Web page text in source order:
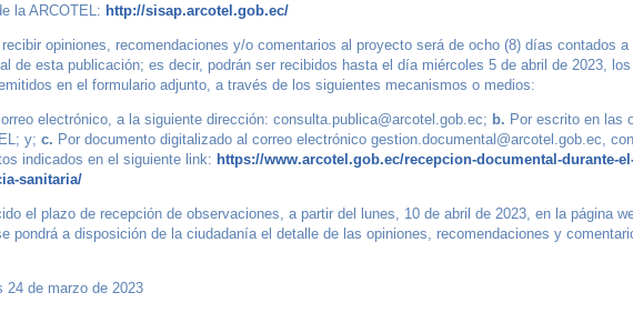
la ARCOTEL: http://sisap.arcotel.gob.ec/
opiniones, recomendaciones y/o comentarios al proyecto será de ocho (8) días contados a
de esta publicación; es decir, podrán ser recibidos hasta el día miércoles 5 de abril de 2023,
en el formulario adjunto, a través de los siguientes mecanismos o medios:
electrónico, a la siguiente dirección: consulta.publica@arcotel.gob.ec; b. Por escrito en las
y; c. Por documento digitalizado al correo electrónico gestion.documental@arcotel.gob.ec,
indicados en el siguiente link: https://www.arcotel.gob.ec/recepcion-documental-durante-
sanitaria/
el plazo de recepción de observaciones, a partir del lunes, 10 de abril de 2023, en la página
pondrá a disposición de la ciudadanía el detalle de las opiniones, recomendaciones y
24 de marzo de 2023